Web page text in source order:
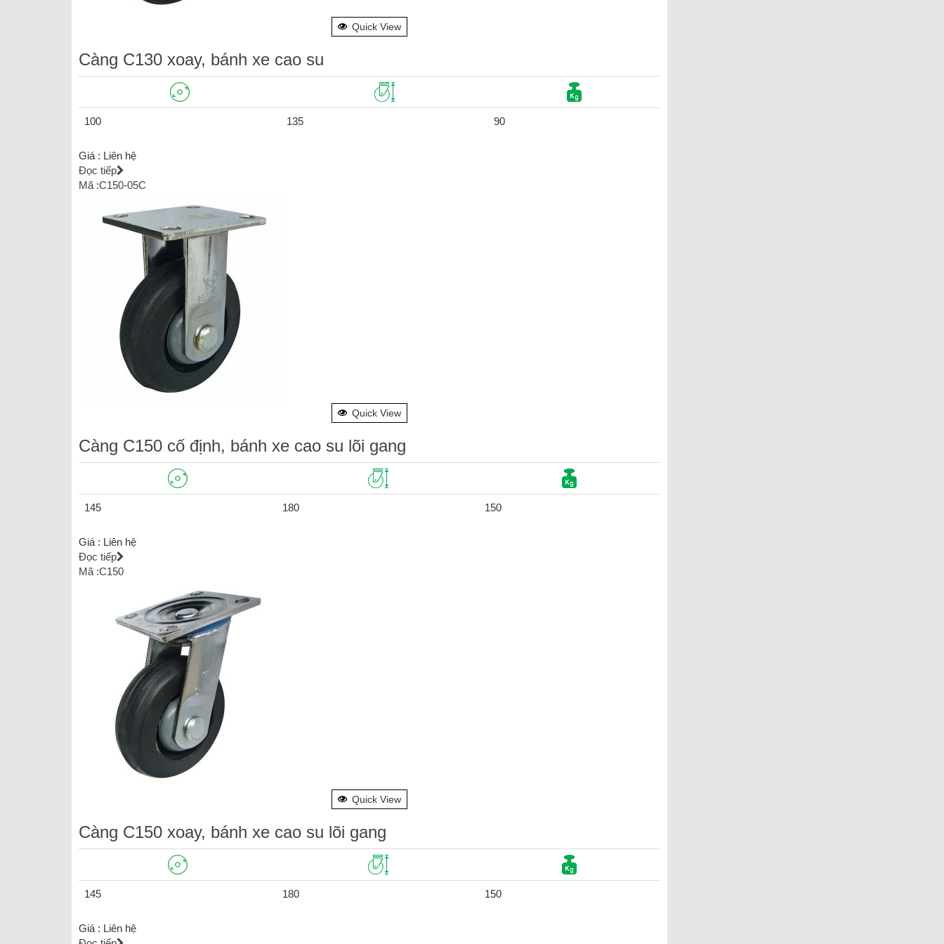
Quick View
Càng C130 xoay, bánh xe cao su
100 135 90
Giá : Liên hệ
Đọc tiếp
Mã :C150-05C
Quick View
Càng C150 cố định, bánh xe cao su lõi gang
145 180 150
Giá : Liên hệ
Đọc tiếp
Mã :C150
Quick View
Càng C150 xoay, bánh xe cao su lõi gang
145 180 150
Giá : Liên hệ